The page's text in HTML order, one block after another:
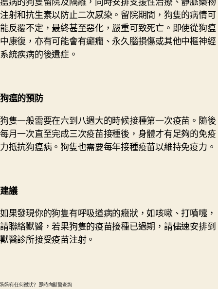
注射和抗生素以防止二次感染。留院期間，狗隻的病情可
能反覆不定，最終甚至惡化，嚴重可致死亡。即使從狗瘟
中康復，亦有可能會有癲癇、永久腦損傷或其他中樞神經
系統疾病的後遺症。
狗瘟的預防
狗隻一般需要在六到八週大的時候接種第一次疫苗。隨後
每月一次直至完成三次疫苗接種後，身體才有足夠的免疫
力抵抗狗瘟病。狗隻也需要每年接種疫苗以維持免疫力。
建議
如果發現你的狗隻有呼吸道病的癥狀，如咳嗽、打噴嚏，
請聯絡獸醫，若果狗隻的疫苗接種已過期，請儘速安排到
獸醫診所接受疫苗注射。
狗狗有任何徵狀? 即時向獸醫查詢